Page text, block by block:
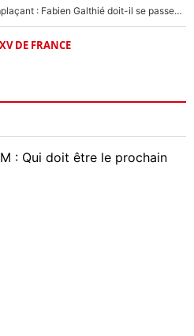
Le XV de France a trouvé son remplaçant : Fabien Galthié doit-il se passer d'Antoine Dupont ?
DE FRANCE
: Qui doit être le prochain